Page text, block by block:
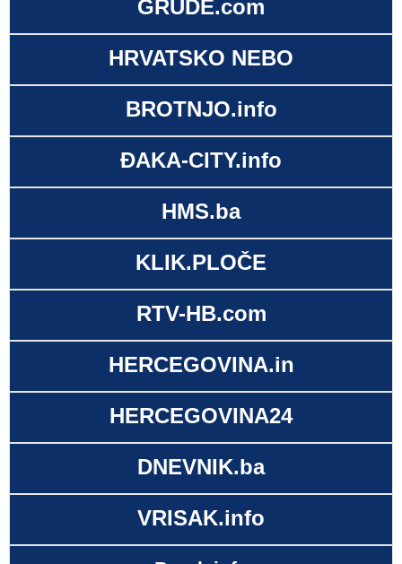
GRUDE.com
HRVATSKO NEBO
BROTNJO.info
ĐAKA-CITY.info
HMS.ba
KLIK.PLOČE
RTV-HB.com
HERCEGOVINA.in
HERCEGOVINA24
DNEVNIK.ba
VRISAK.info